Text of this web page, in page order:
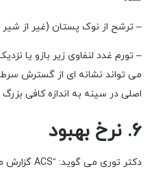
– ترشح از نوک پستان (غیر از شیر
– تورم غدد لنفاوی زیر بازو یا
می تواند نشانه ای از گسترش
اصلی در سینه به اندازه کافی
6. نرخ بهبود